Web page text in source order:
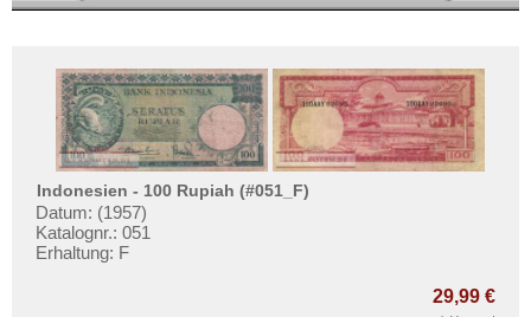
Indonesien - 100 Rupiah (#051_F)
Datum: (1957)
Katalognr.: 051
Erhaltung: F
29,99 €